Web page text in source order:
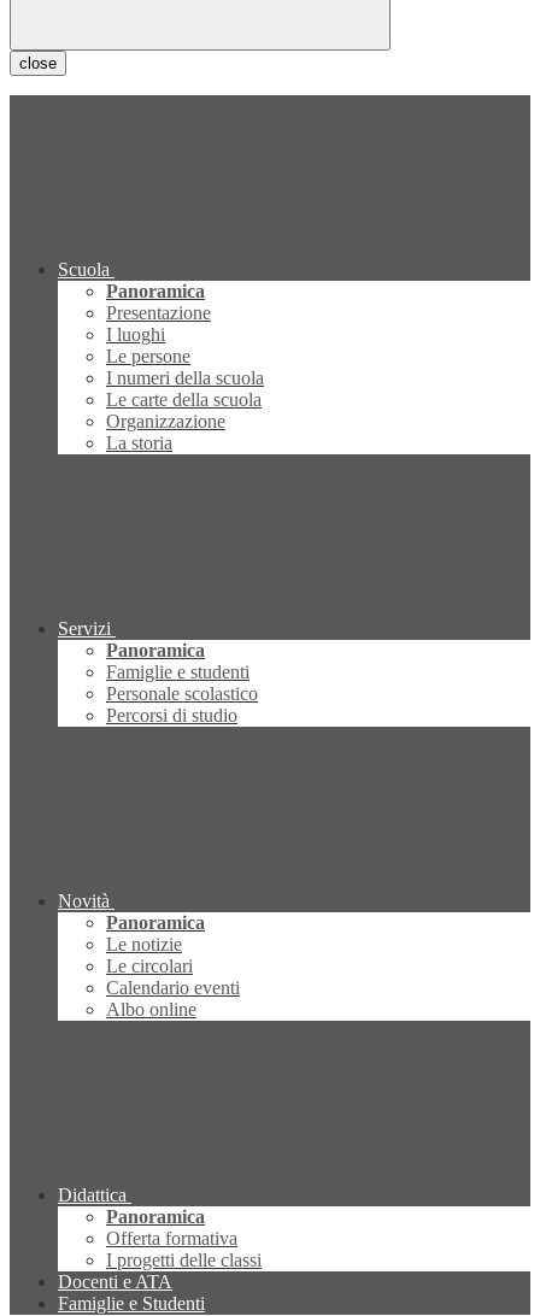
close
Scuola
Panoramica
Presentazione
I luoghi
Le persone
I numeri della scuola
Le carte della scuola
Organizzazione
La storia
Servizi
Panoramica
Famiglie e studenti
Personale scolastico
Percorsi di studio
Novità
Panoramica
Le notizie
Le circolari
Calendario eventi
Albo online
Didattica
Panoramica
Offerta formativa
I progetti delle classi
Docenti e ATA
Famiglie e Studenti